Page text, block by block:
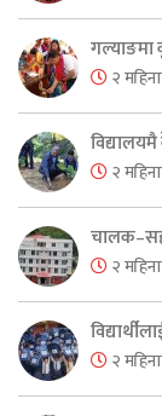
गल्याङमा
२
विद्यालयमै
२
२
२